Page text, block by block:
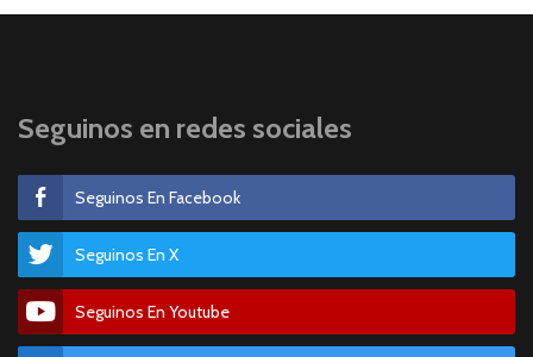
Seguinos en redes sociales
Seguinos En Facebook
Seguinos En X
Seguinos En Youtube